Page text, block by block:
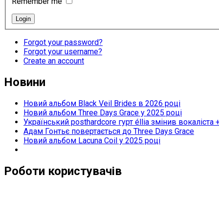
Forgot your password?
Forgot your username?
Create an account
Новини
Новий альбом Black Veil Brides в 2026 році
Новий альбом Three Days Grace у 2025 році
Український posthardcore гурт éllia змінив вокаліста
Адам Гонтьє повертається до Three Days Grace
Новий альбом Lacuna Coil у 2025 році
Роботи користувачів